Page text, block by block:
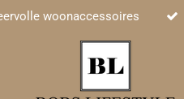
woonaccessoires